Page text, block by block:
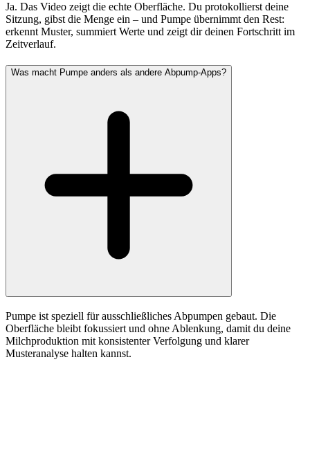
Ja. Das Video zeigt die echte Oberfläche. Du protokollierst deine
Sitzung, gibst die Menge ein – und Pumpe übernimmt den Rest:
erkennt Muster, summiert Werte und zeigt dir deinen Fortschritt im
Zeitverlauf.
Was macht Pumpe anders als andere Abpump-Apps?
Pumpe ist speziell für ausschließliches Abpumpen gebaut. Die
Oberfläche bleibt fokussiert und ohne Ablenkung, damit du deine
Milchproduktion mit konsistenter Verfolgung und klarer
Musteranalyse halten kannst.